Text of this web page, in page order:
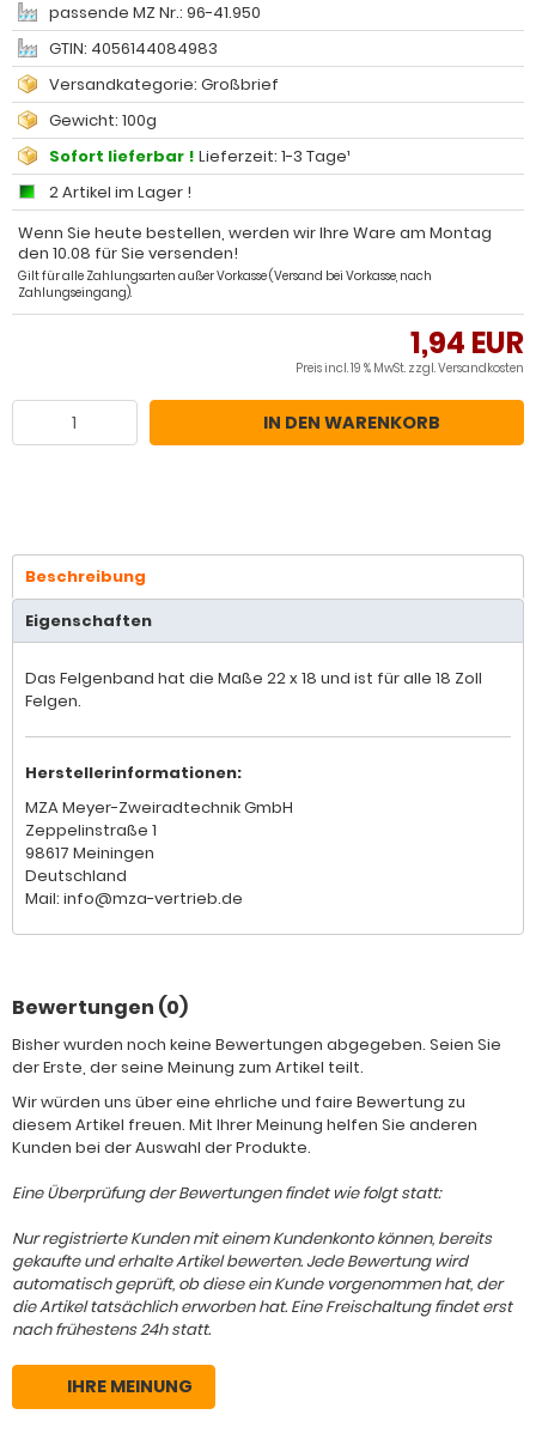
passende MZ Nr.: 96-41.950
GTIN: 4056144084983
Versandkategorie: Großbrief
Gewicht: 100g
Sofort lieferbar ! Lieferzeit: 1-3 Tage¹
2 Artikel im Lager !
Wenn Sie heute bestellen, werden wir Ihre Ware am Montag
den 10.08 für Sie versenden!
Gilt für alle Zahlungsarten außer Vorkasse (Versand bei Vorkasse, nach
Zahlungseingang).
1,94 EUR
Preis incl. 19 % MwSt. zzgl.Versandkosten
IN DEN WARENKORB
Beschreibung
Eigenschaften
Das Felgenband hat die Maße 22 x 18 und ist für alle 18 Zoll
Felgen.
Herstellerinformationen:
MZA Meyer-Zweiradtechnik GmbH
Zeppelinstraße 1
98617 Meiningen
Deutschland
Mail: info@mza-vertrieb.de
Bewertungen (0)
Bisher wurden noch keine Bewertungen abgegeben. Seien Sie
der Erste, der seine Meinung zum Artikel teilt.
Wir würden uns über eine ehrliche und faire Bewertung zu
diesem Artikel freuen. Mit Ihrer Meinung helfen Sie anderen
Kunden bei der Auswahl der Produkte.
Eine Überprüfung der Bewertungen findet wie folgt statt:
Nur registrierte Kunden mit einem Kundenkonto können, bereits
gekaufte und erhalte Artikel bewerten. Jede Bewertung wird
automatisch geprüft, ob diese ein Kunde vorgenommen hat, der
die Artikel tatsächlich erworben hat. Eine Freischaltung findet erst
nach frühestens 24h statt.
IHRE MEINUNG